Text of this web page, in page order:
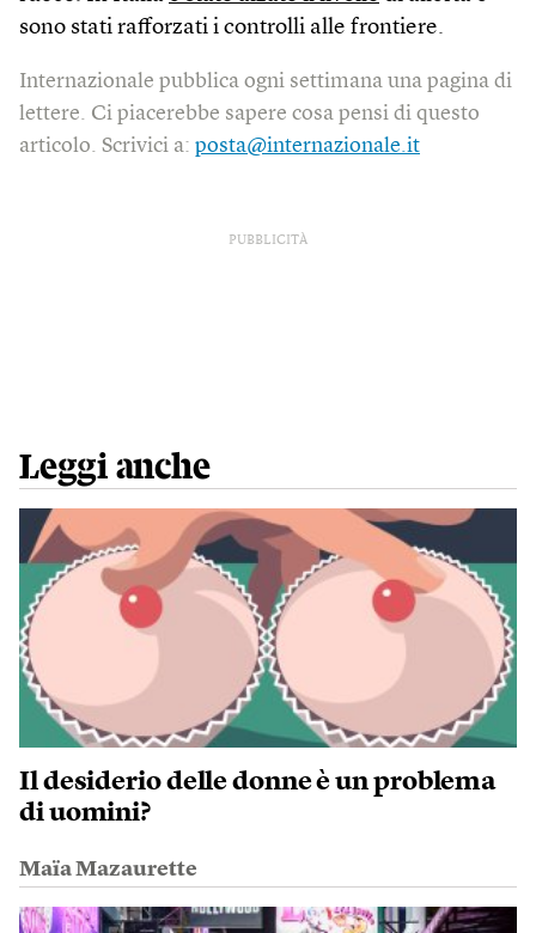
sono stati rafforzati i controlli alle frontiere.
Internazionale pubblica ogni settimana una pagina di
lettere. Ci piacerebbe sapere cosa pensi di questo
articolo. Scrivici a: posta@internazionale.it
PUBBLICITÀ
Leggi anche
Il desiderio delle donne è un problema
di uomini?
Maïa Mazaurette